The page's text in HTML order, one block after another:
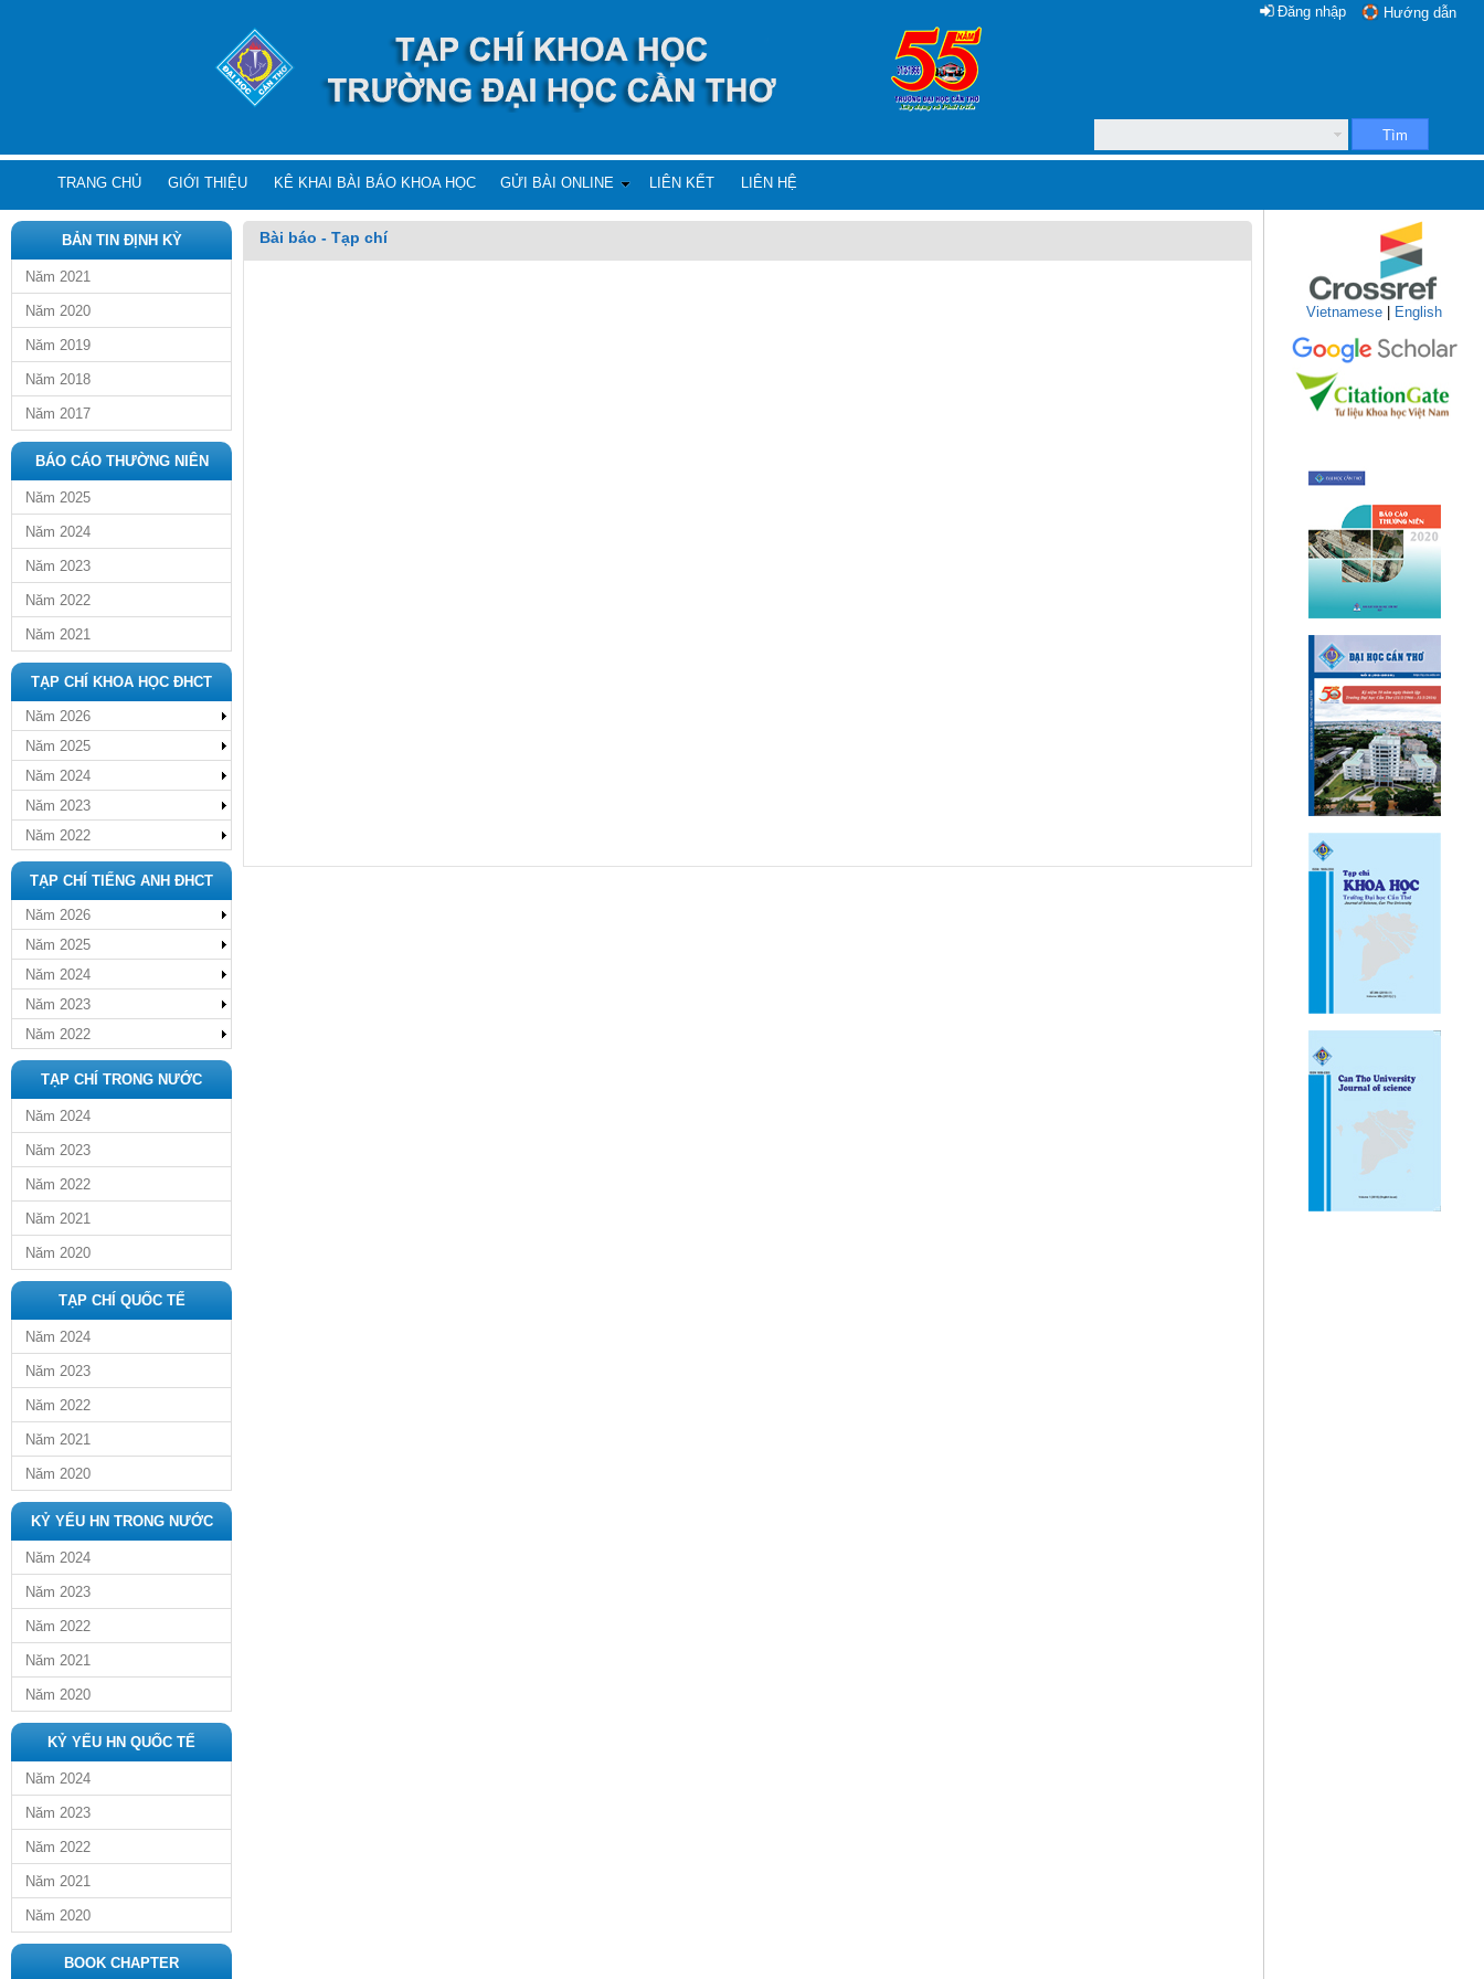
Hướng dẫn
Đăng nhập
Tìm
TRANG CHỦ GIỚI THIỆU KÊ KHAI BÀI BÁO KHOA HỌC GỬI BÀI ONLINE LIÊN KẾT LIÊN HỆ
BẢN TIN ĐỊNH KỲ
Năm 2021
Năm 2020
Năm 2019
Năm 2018
Năm 2017
BÁO CÁO THƯỜNG NIÊN
Năm 2025
Năm 2024
Năm 2023
Năm 2022
Năm 2021
TẠP CHÍ KHOA HỌC ĐHCT
Năm 2026
Năm 2025
Năm 2024
Năm 2023
Năm 2022
TẠP CHÍ TIẾNG ANH ĐHCT
Năm 2026
Năm 2025
Năm 2024
Năm 2023
Năm 2022
TẠP CHÍ TRONG NƯỚC
Năm 2024
Năm 2023
Năm 2022
Năm 2021
Năm 2020
TẠP CHÍ QUỐC TẾ
Năm 2024
Năm 2023
Năm 2022
Năm 2021
Năm 2020
KỶ YẾU HN TRONG NƯỚC
Năm 2024
Năm 2023
Năm 2022
Năm 2021
Năm 2020
KỶ YẾU HN QUỐC TẾ
Năm 2024
Năm 2023
Năm 2022
Năm 2021
Năm 2020
BOOK CHAPTER
Bài báo - Tạp chí
Vietnamese English